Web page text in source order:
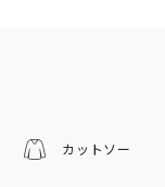
カットソー